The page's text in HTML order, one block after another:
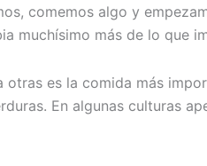
comemos algo y
muchísimo más de lo que
es la comida más
En algunas culturas